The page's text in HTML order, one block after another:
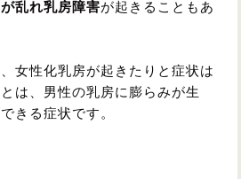
乱れ乳房障害が起きることもあ
女性化乳房が起きたりと症状は
は、男性の乳房に膨らみが生
きる症状です。